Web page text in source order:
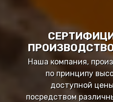
Наша компания,
по принципу
доступной
посредством